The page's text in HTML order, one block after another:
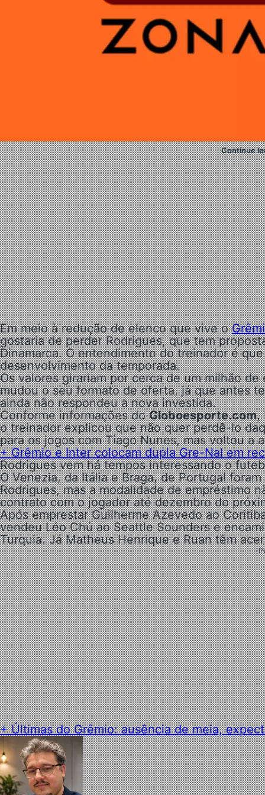
Continue
Em meio à redução de elenco que vive o
gostaria de perder Rodrigues, que tem
Dinamarca. O entendimento do treinador é
desenvolvimento da temporada.
Os valores girariam por cerca de um milhão
mudou o seu formato de oferta, já que antes
ainda não respondeu a nova investida.
Conforme informações doGloboesporte.com,
o treinador explicou que não quer perdê-lo
para os jogos com Tiago Nunes, mas voltou a
+ Grêmio e Inter colocam dupla Gre-Nal em
Rodrigues vem há tempos interessando o
O Venezia, da Itália e Braga, de Portugal
Rodrigues, mas a modalidade de empréstimo
contrato com o jogador até dezembro do
Após emprestar Guilherme Azevedo ao
vendeu Léo Chú ao Seattle Sounders e
Turquia. Já Matheus Henrique e Ruan têm
+ Últimas do Grêmio: ausência de meia,